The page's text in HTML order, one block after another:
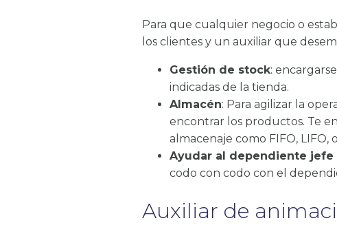
Para que cualquier negocio o
los clientes y un auxiliar que
Gestión de stock:
indicadas de la tienda.
Almacén: Para agilizar la
encontrar los productos. Te
almacenaje como FIFO, LIFO,
Ayudar al dependiente jefe
codo con codo con el
Auxiliar de